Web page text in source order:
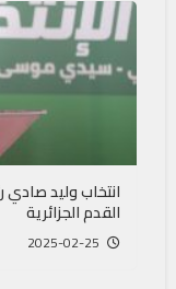
انتخاب وليد
القدم الجزائرية